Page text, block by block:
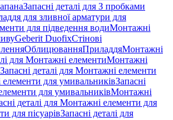
Запасні деталі для З пробками
для зливної арматури для
для підведення водиМонтажні
Geberit DuofixСтінові
ОблицюванняПриладдяМонтажні
для Монтажні елементиМонтажні
Запасні деталі для Монтажні елементи
для умивальниківЗапасні
для умивальниківМонтажні
деталі для Монтажні елементи для
для пісуарівЗапасні деталі для